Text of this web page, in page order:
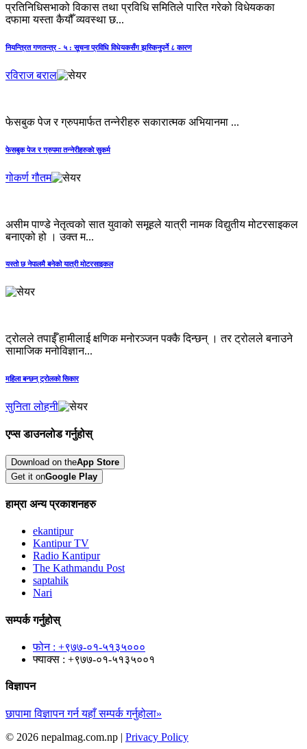
प्रतिनिधिसभाको विकास तथा प्रविधि समितिले पारित गरेको विधेयकका
दफामा यस्ता कैयौँ व्यवस्था छ...
नियन्त्रित गणतन्त्र - ५ : सूचना प्रविधि विधेयकसँग झस्किनुपर्ने ८ कारण
रविराज बराल
फेसबुक पेज र ग्रुपमार्फत तन्नेरीहरु सकारात्मक अभियानमा ...
फेसबुक पेज र ग्रुपमा तन्नेरीहरुकाे सुकर्म
गोकर्ण गौतम
असीम पाण्डे नेतृत्वको सात युवाको समूहले यात्री नामक विद्युतीय मोटरसाइकल
बनाएको हो । उक्त म...
यस्तो छ नेपालमै बनेको यात्री मोटरसाइकल
ट्रोलले तपाईँ हामीलाई क्षणिक मनोरञ्जन पक्कै दिन्छन् । तर ट्रोलले बनाउने
सामाजिक मनोविज्ञान...
महिला बन्छन् ट्रोलको सिकार
सुनिता लोहनी
एप्स डाउनलोड गर्नुहोस्
Download on theApp Store
Get it onGoogle Play
हाम्रा अन्य प्रकाशनहरु
ekantipur
Kantipur TV
Radio Kantipur
The Kathmandu Post
saptahik
Nari
सम्पर्क गर्नुहोस्
फोन : +९७७-०१-५१३५०००
फ्याक्स : +९७७-०१-५१३५००१
विज्ञापन
छापामा विज्ञापन गर्न यहाँ सम्पर्क गर्नुहोला»
© 2026 nepalmag.com.np | Privacy Policy